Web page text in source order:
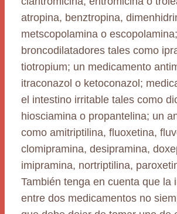
atropina, benztropina,
metscopolamina o escopolamina;
broncodilatadores tales como
tiotropium; un medicamento
itraconazol o ketoconazol;
el intestino irritable tales como
hiosciamina o propantelina; un
como amitriptilina, fluoxetina,
clomipramina, desipramina,
imipramina, nortriptilina,
También tenga en cuenta que la
entre dos medicamentos no